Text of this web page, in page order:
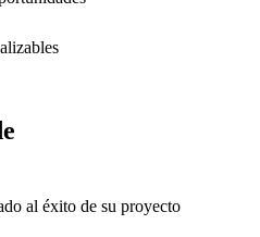
al éxito de su proyecto